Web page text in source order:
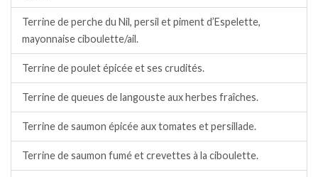
Terrine de perche du Nil, persil et piment d’Espelette,
mayonnaise ciboulette/ail.
Terrine de poulet épicée et ses crudités.
Terrine de queues de langouste aux herbes fraîches.
Terrine de saumon épicée aux tomates et persillade.
Terrine de saumon fumé et crevettes à la ciboulette.